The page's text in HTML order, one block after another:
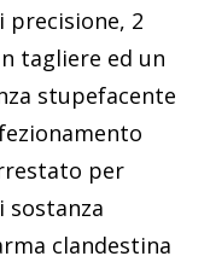
precisione, 2
tagliere ed un
stupefacente
per
sostanza
clandestina